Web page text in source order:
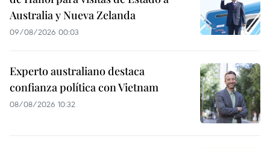
Australia y Nueva Zelanda
09/08/2026 00:03
Experto australiano destaca
confianza política con Vietnam
08/08/2026 10:32